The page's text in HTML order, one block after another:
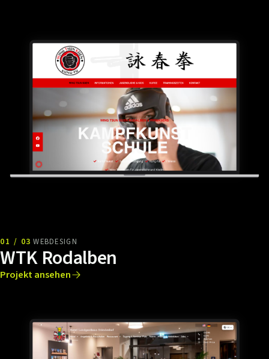
01 / 03 WEBDESIGN
WTK Rodalben
Projekt ansehen